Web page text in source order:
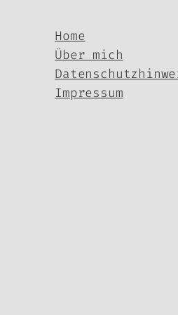
Home
Über mich
Impressum